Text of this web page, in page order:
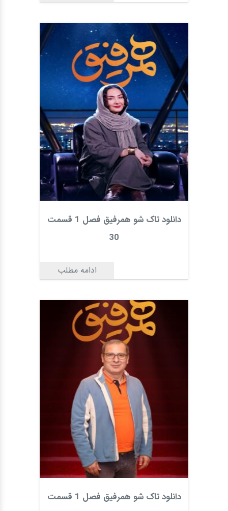
دانلود تاک شو همرفیق فصل 1 قسمت
30
ادامه مطلب
دانلود تاک شو همرفیق فصل 1 قسمت